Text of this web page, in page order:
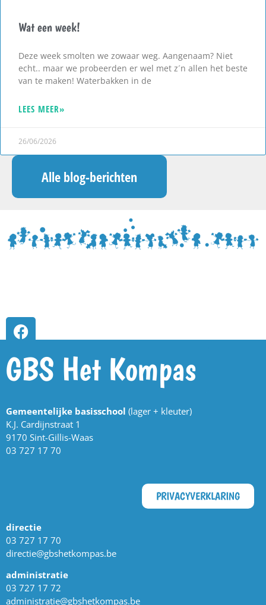
Wat een week!
Deze week smolten we zowaar weg. Aangenaam? Niet
echt.. maar we probeerden er wel met z´n allen het beste
van te maken! Waterbakken in de
LEES MEER»
26/06/2026
Alle blog-berichten
GBS Het Kompas
Gemeentelijke basisschool (lager + kleuter)
K.J. Cardijnstraat 1
9170 Sint-Gillis-Waas
03 727 17 70
PRIVACYVERKLARING
directie
03 727 17 70
directie@gbshetkompas.be
administratie
03 727 17 72
administratie@gbshetkompas.be